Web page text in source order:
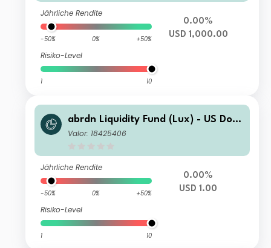
Jährliche Rendite
-50% 0% +50%
Risiko-Level
1 10
0.00%
USD 1,000.00
abrdn Liquidity Fund (Lux) - US Dolla
r Fund K-1 Inc USD
Valor: 18425406
Jährliche Rendite
-50% 0% +50%
Risiko-Level
1 10
0.00%
USD 1.00